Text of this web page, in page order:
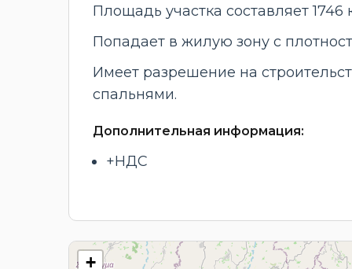
Площадь участка составляет 1746
Попадает в жилую зону с
Имеет разрешение на
спальнями.
Дополнительная информация:
+НДС
+